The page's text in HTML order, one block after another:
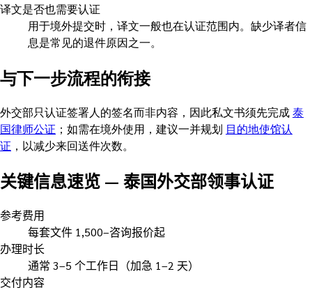
译文是否也需要认证
用于境外提交时，译文一般也在认证范围内。缺少译者信
息是常见的退件原因之一。
与下一步流程的衔接
外交部只认证签署人的签名而非内容，因此私文书须先完成泰
国律师公证 ；如需在境外使用，建议一并规划 目的地使馆认
证 ，以减少来回送件次数。
关键信息速览 — 泰国外交部领事认证
参考费用
每套文件 1,500–咨询报价起
办理时长
通常 3–5 个工作日（加急 1–2 天）
交付内容